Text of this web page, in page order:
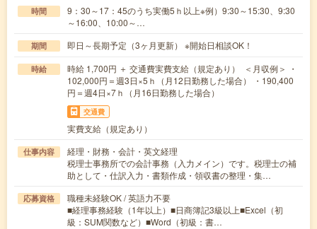
時間
9：30～17：45のうち実働5ｈ以上※例）9:30～15:30、9:30
～16:00、10:00～…
期間 即日～長期予定（3ヶ月更新） ※開始日相談OK！
時給
時給 1,700円 ＋ 交通費実費支給（規定あり） ＜月収例＞ ・
102,000円＝週3日×5ｈ（月12日勤務した場合） ・190,400
円＝週4日×7ｈ（月16日勤務した場合）
交通費
実費支給（規定あり）
仕事内容
経理・財務・会計・英文経理
税理士事務所での会計事務（入力メイン）です。税理士の補
助として・仕訳入力・書類作成・領収書の整理・集…
応募資格
職種未経験OK / 英語力不要
■経理事務経験（1年以上）■日商簿記3級以上■Excel（初
級：SUM関数など）■Word（初級：書…